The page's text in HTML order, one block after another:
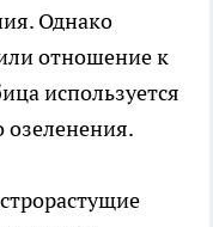
Однако
отношение к
используется
озеленения.